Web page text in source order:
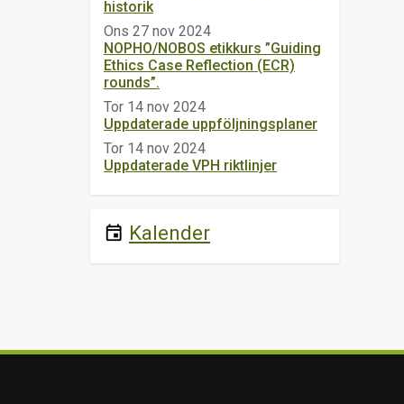
historik
Ons 27 nov 2024
NOPHO/NOBOS etikkurs ”Guiding
Ethics Case Reflection (ECR)
rounds”.
Tor 14 nov 2024
Uppdaterade uppföljningsplaner
Tor 14 nov 2024
Uppdaterade VPH riktlinjer
event Kalender